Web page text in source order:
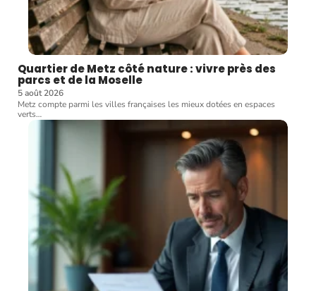
Quartier de Metz côté nature : vivre près des
parcs et de la Moselle
5 août 2026
Metz compte parmi les villes françaises les mieux dotées en espaces
verts…